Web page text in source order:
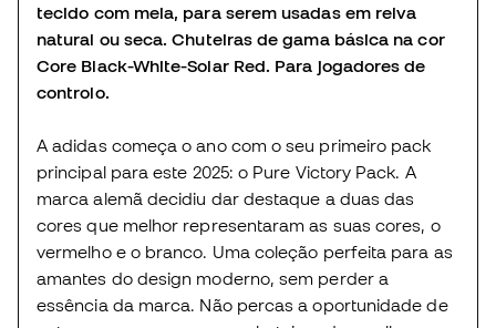
tecido com meia, para serem usadas em relva
natural ou seca. Chuteiras de gama básica na cor
Core Black-White-Solar Red. Para jogadores de
controlo.
A adidas começa o ano com o seu primeiro pack
principal para este 2025: o Pure Victory Pack. A
marca alemã decidiu dar destaque a duas das
cores que melhor representaram as suas cores, o
vermelho e o branco. Uma coleção perfeita para as
amantes do design moderno, sem perder a
essência da marca. Não percas a oportunidade de